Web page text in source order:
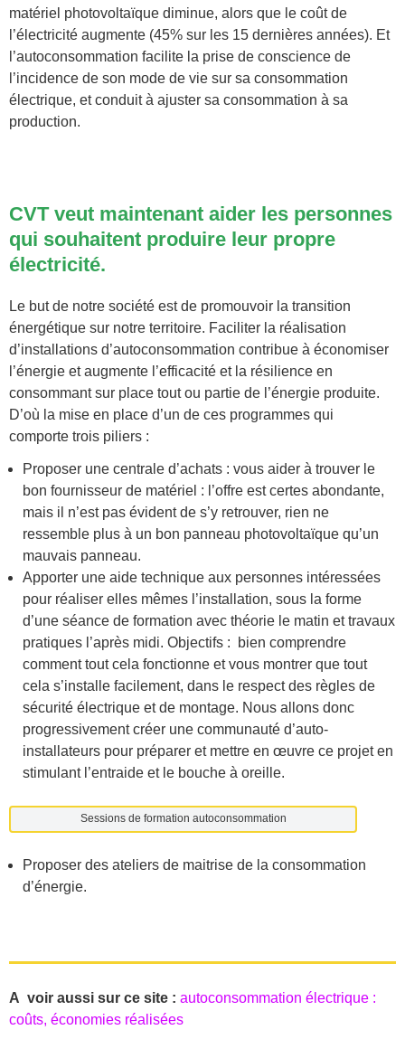
matériel photovoltaïque diminue, alors que le coût de
l’électricité augmente (45% sur les 15 dernières années). Et
l’autoconsommation facilite la prise de conscience de
l’incidence de son mode de vie sur sa consommation
électrique, et conduit à ajuster sa consommation à sa
production.
CVT veut maintenant aider les personnes
qui souhaitent produire leur propre
électricité.
Le but de notre société est de promouvoir la transition
énergétique sur notre territoire. Faciliter la réalisation
d’installations d’autoconsommation contribue à économiser
l’énergie et augmente l’efficacité et la résilience en
consommant sur place tout ou partie de l’énergie produite.
D’où la mise en place d’un de ces programmes qui
comporte trois piliers :
Proposer une centrale d’achats : vous aider à trouver le
bon fournisseur de matériel : l’offre est certes abondante,
mais il n’est pas évident de s’y retrouver, rien ne
ressemble plus à un bon panneau photovoltaïque qu’un
mauvais panneau.
Apporter une aide technique aux personnes intéressées
pour réaliser elles mêmes l’installation, sous la forme
d’une séance de formation avec théorie le matin et travaux
pratiques l’après midi. Objectifs : bien comprendre
comment tout cela fonctionne et vous montrer que tout
cela s’installe facilement, dans le respect des règles de
sécurité électrique et de montage. Nous allons donc
progressivement créer une communauté d’auto-
installateurs pour préparer et mettre en œuvre ce projet en
stimulant l’entraide et le bouche à oreille.
Sessions de formation autoconsommation
Proposer des ateliers de maitrise de la consommation
d’énergie.
A voir aussi sur ce site : autoconsommation électrique :
coûts, économies réalisées